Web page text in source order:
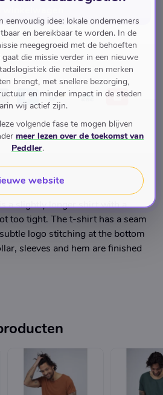
a slightly longer shirt with a
too tight. The t-shirt has a seam
logo stitching at the bottom
sleeves and hem are finished
eenvoudig idee: lokale ondernemers
en bereikbaar te worden. In de
meegegroeid met de behoeften
die missie verder in een nieuwe
die retailers en merken
brengt, met snellere bezorging,
en minder impact in de steden
wij actief zijn.
volgende fase te mogen blijven
meer lezen over de toekomst van
Peddler.
website